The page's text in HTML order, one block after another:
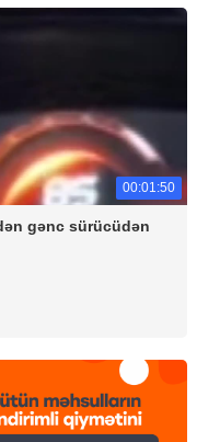
00:01:50
gənc sürücüdən